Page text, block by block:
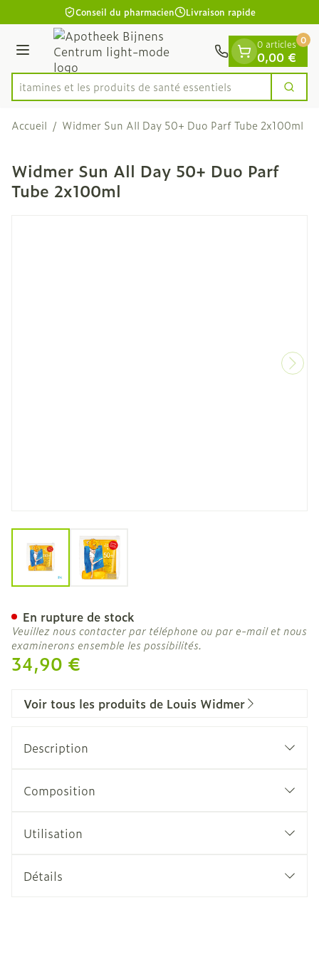
Aller au contenu
1 de 1
Conseil du pharmacien Livraison rapide
Menu
Rechercher
vitamines et les produits de santé essentiels
0 articles
0,00 €
0
Accueil / Widmer Sun All Day 50+ Duo Parf Tube 2x100ml
Widmer Sun All Day 50+ Duo Parf
Tube 2x100ml
View larger imageView larger image
34,90 €
En rupture de stock
Veuillez nous contacter par téléphone ou par e-mail et nous
examinerons ensemble les possibilités.
Voir tous les produits de Louis Widmer
Description
Composition
Utilisation
Détails